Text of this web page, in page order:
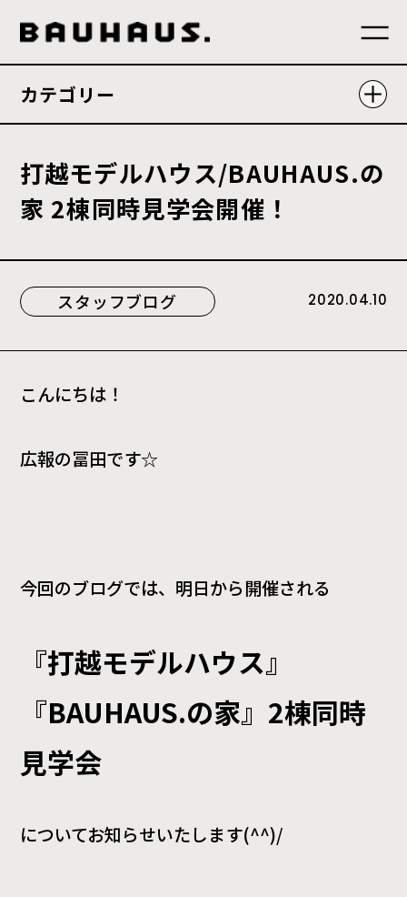
スタッフブログ 2020.04.10
打越モデルハウス/BAUHAUS.の
家 2棟同時見学会開催 ！
カテゴリー
こんにちは！
広報の冨田です☆
今回のブログでは、明日から開催される
『打越モデルハウス』
『BAUHAUS.の家』 2棟同時
見学会
についてお知らせいたします(^^)/